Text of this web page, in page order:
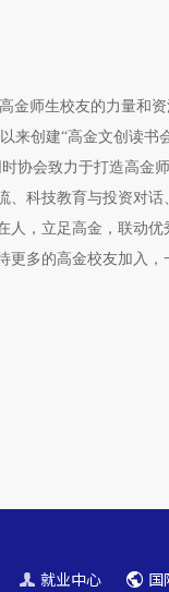
金师生校友的力量和
来创建“高金文创读书
协会致力于打造高金
、科技教育与投资对话
人，立足高金，联动优
更多的高金校友加入，
就业中心 国